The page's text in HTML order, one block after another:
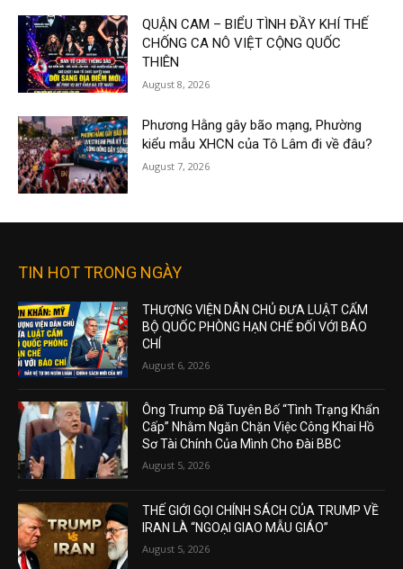
QUẬN CAM – BIỂU TÌNH ĐẦY KHÍ THẾ
CHỐNG CA NÔ VIỆT CỘNG QUỐC
THIÊN
August 8, 2026
Phương Hằng gây bão mạng, Phường
kiểu mẫu XHCN của Tô Lâm đi về đâu?
August 7, 2026
TIN HOT TRONG NGÀY
THƯỢNG VIỆN DÂN CHỦ ĐƯA LUẬT CẤM
BỘ QUỐC PHÒNG HẠN CHẾ ĐỐI VỚI BÁO
CHÍ
August 6, 2026
Ông Trump Đã Tuyên Bố “Tình Trạng Khẩn
Cấp” Nhằm Ngăn Chặn Việc Công Khai Hồ
Sơ Tài Chính Của Mình Cho Đài BBC
August 5, 2026
THẾ GIỚI GỌI CHÍNH SÁCH CỦA TRUMP VỀ
IRAN LÀ “NGOẠI GIAO MẪU GIÁO”
August 5, 2026